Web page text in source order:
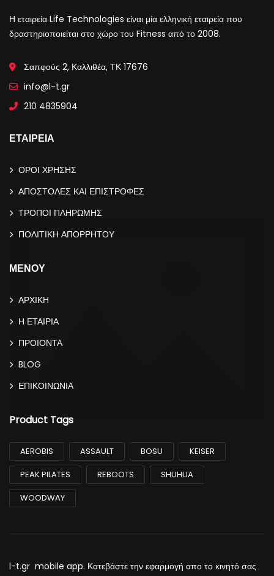
Η εταιρεία Life Technologies είναι μία ελληνική εταιρεία που
δραστηριοποιείται στο χώρο του Fitness από το 2008.
Σαπφούς 2, Καλλιθέα, ΤΚ 17676
info@l-t.gr
210 4835904
ΕΤΑΙΡΕΙΑ
ΟΡΟΙ ΧΡΗΣΗΣ
ΑΠΟΣΤΟΛΕΣ ΚΑΙ ΕΠΙΣΤΡΟΦΕΣ
ΤΡΟΠΟΙ ΠΛΗΡΩΜΗΣ
ΠΟΛΙΤΙΚΗ ΑΠΟΡΡΗΤΟΥ
ΜΕΝΟΥ
ΑΡΧΙΚΗ
Η ΕΤΑΙΡΙΑ
ΠΡΟΙΟΝΤΑ
BLOG
ΕΠΙΚΟΙΝΩΝΙΑ
Product Tags
AEROBIS ASSAULT BOSU
KEISER
PEAK PILATES
REBOOTS
SHUHUA
WOODWAY
l-t.gr mobile app. Κατεβάστε την εφαρμογή απο το κινητό σας